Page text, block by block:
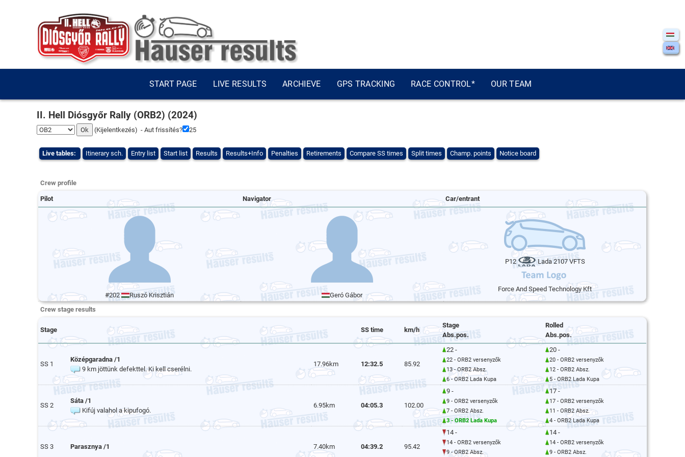
START PAGE LIVE RESULTS ARCHIEVE GPS TRACKING RACE CONTROL* OUR TEAM
II. Hell Diósgyőr Rally (ORB2) (2024)
(Kijelentkezés) - Aut frissítés? 25
Live tables: Itinerary sch. Entry list Start list Results Results+Info Penalties Retirements Compare SS times Split times Champ. points Notice board
Crew profile
Pilot Navigator Car/entrant
#202 Ruszó Krisztián Geró Gábor
P12 Lada 2107 VFTS
Force And Speed Technology Kft
Crew stage results
Stage SS time km/h
Stage
Abs.pos.
Rolled
Abs.pos.
SS 1
Középgaradna /1
9 km jöttünk defekttel. Ki kell cserélni.
17.96km 12:32.5 85.92
22 -
22 - ORB2 versenyzők
13 - ORB2 Absz.
6 - ORB2 Lada Kupa
20 -
20 - ORB2 versenyzők
12 - ORB2 Absz.
5 - ORB2 Lada Kupa
SS 2
Sáta /1
Kifúj valahol a kipufogó.
6.95km 04:05.3 102.00
9 -
9 - ORB2 versenyzők
7 - ORB2 Absz.
3 - ORB2 Lada Kupa
17 -
17 - ORB2 versenyzők
11 - ORB2 Absz.
4 - ORB2 Lada Kupa
SS 3 Parasznya /1 7.40km 04:39.2 95.42
14 -
14 - ORB2 versenyzők
9 - ORB2 Absz.
14 -
14 - ORB2 versenyzők
9 - ORB2 Absz.